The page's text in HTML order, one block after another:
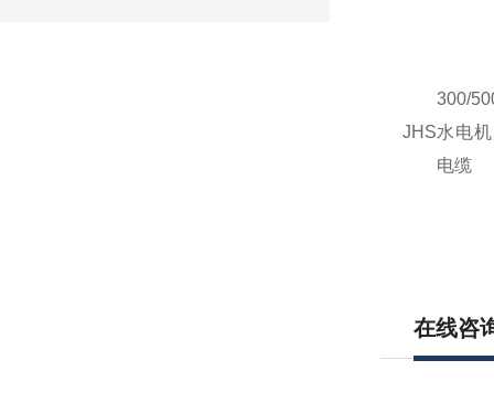
JHS
300/
水电
电缆
在线咨